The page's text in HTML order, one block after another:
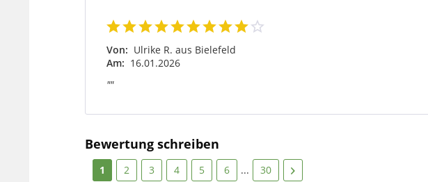
Von: Ulrike R. aus Bielefeld
Am: 16.01.2026
""
Bewertung schreiben
1 2 3 4 5 6 ... 30